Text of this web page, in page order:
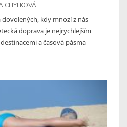
CHYLKOVÁ
kdy mnozí z nás
doprava je nejrychlejším
a časová pásma